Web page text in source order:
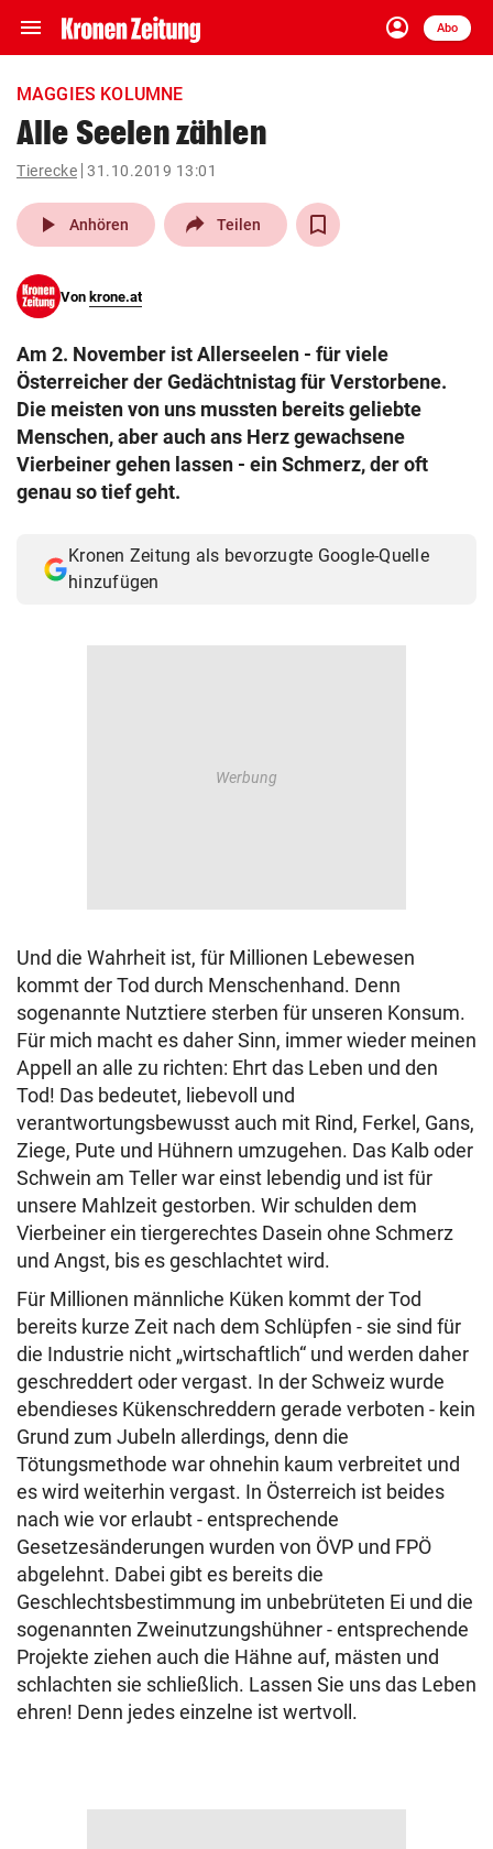
menu Navigation
ein-/ausklappen
account_circle
Anmelden
Abo
close Schließen
account_circle Anmelden
pin_drop
arrow_right
bookmark Merkliste
search
Suchbegriff
eingeben
MAGGIES KOLUMNE
Alle Seelen zählen
Tierecke 31.10.2019 13:01
play_arrow Anhören Teilen
Von krone.at
Am 2. November ist Allerseelen - für viele
Österreicher der Gedächtnistag für Verstorbene.
Die meisten von uns mussten bereits geliebte
Menschen, aber auch ans Herz gewachsene
Vierbeiner gehen lassen - ein Schmerz, der oft
genau so tief geht.
Kronen Zeitung als bevorzugte Google-Quelle
hinzufügen
Und die Wahrheit ist, für Millionen Lebewesen
kommt der Tod durch Menschenhand. Denn
sogenannte Nutztiere sterben für unseren Konsum.
Für mich macht es daher Sinn, immer wieder meinen
Appell an alle zu richten: Ehrt das Leben und den
Tod! Das bedeutet, liebevoll und
verantwortungsbewusst auch mit Rind, Ferkel, Gans,
Ziege, Pute und Hühnern umzugehen. Das Kalb oder
Schwein am Teller war einst lebendig und ist für
unsere Mahlzeit gestorben. Wir schulden dem
Vierbeiner ein tiergerechtes Dasein ohne Schmerz
und Angst, bis es geschlachtet wird.
Für Millionen männliche Küken kommt der Tod
bereits kurze Zeit nach dem Schlüpfen - sie sind für
die Industrie nicht „wirtschaftlich“ und werden daher
geschreddert oder vergast. In der Schweiz wurde
ebendieses Kükenschreddern gerade verboten - kein
Grund zum Jubeln allerdings, denn die
Tötungsmethode war ohnehin kaum verbreitet und
es wird weiterhin vergast. In Österreich ist beides
nach wie vor erlaubt - entsprechende
Gesetzesänderungen wurden von ÖVP und FPÖ
abgelehnt. Dabei gibt es bereits die
Geschlechtsbestimmung im unbebrüteten Ei und die
sogenannten Zweinutzungshühner - entsprechende
Projekte ziehen auch die Hähne auf, mästen und
schlachten sie schließlich. Lassen Sie uns das Leben
ehren! Denn jedes einzelne ist wertvoll.